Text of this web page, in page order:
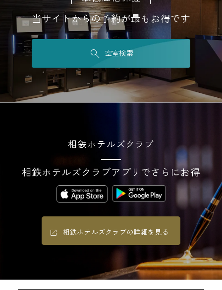
当サイトからの予約が最もお得です
空室検索
相鉄ホテルズクラブ
相鉄ホテルズクラブアプリでさらにお得
相鉄ホテルズクラブの詳細を見る